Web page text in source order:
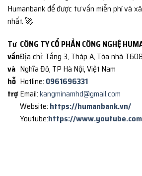
Humanbank để được tư vấn miễn phí và
nhất. 🚀
Tư
vấn
và
hỗ
trợ
CÔNG TY CỔ PHẦN CÔNG NGHỆ
Địa chỉ: Tầng 3, Tháp A, Tòa nhà
Nghĩa Đô, TP Hà Nội, Việt Nam
Hotline: 0961696331
Email:kangminamhd@gmail.com
Website: https://humanbank.vn/
Youtube:https://www.youtube.com/